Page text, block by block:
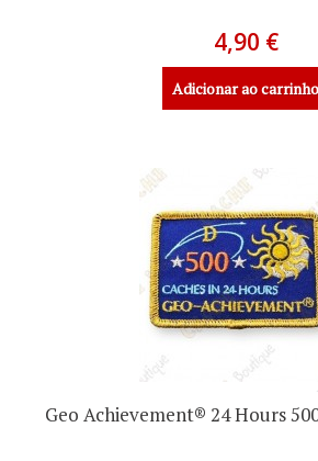
4,90 €
Adicionar ao carrinho
Geo Achievement® 24 Hours